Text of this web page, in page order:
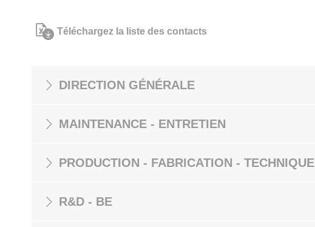
Téléchargez la liste des contacts
DIRECTION GÉNÉRALE
MAINTENANCE - ENTRETIEN
PRODUCTION - FABRICATION - TECHNIQUE
R&D - BE